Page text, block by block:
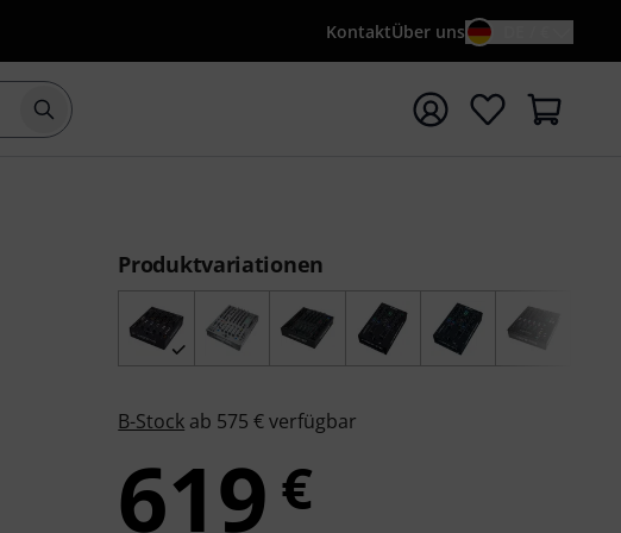
KontaktÜber uns
Suche mit Suchwort {searchTerm} starten
Produktvariationen
B-Stock ab 575 € verfügbar
619 €